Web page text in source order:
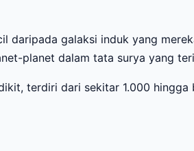
daripada galaksi induk yang
planet dalam tata surya yang
terdiri dari sekitar 1.000 hingga